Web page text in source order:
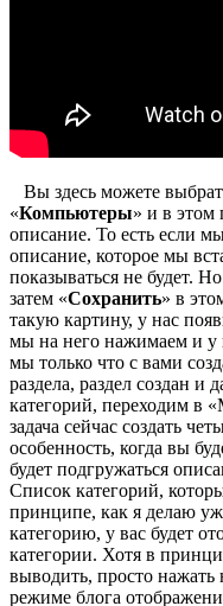
Вы здесь можете
«Компьютеры» и в этом
описание. То есть если
описание, которое мы
показываться не будет.
затем «Сохранить» в
такую картину, у нас
мы на него нажимаем и у
мы только что с вами
раздела, раздел создан и
категорий, переходим в
задача сейчас создать
особенность, когда вы
будет подгружаться
Список категорий,
принципе, как я делаю
категорию, у вас будет
категории. Хотя в
выводить, просто нажать
режиме блога